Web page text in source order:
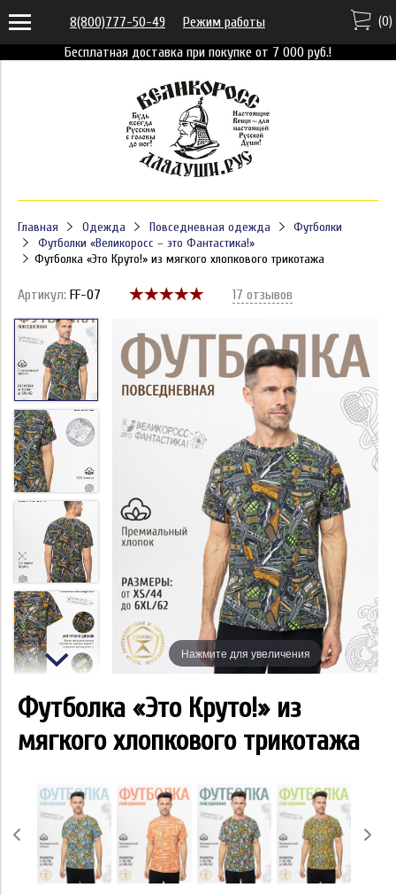
Бесплатная доставка при покупке от 7 000 руб.!
8(800)777-50-49 Режим работы (0)
Главная Одежда Повседневная одежда
Футболки
Футболки «Великоросс – это Фантастика!»
Футболка «Это Круто!» из мягкого хлопкового трикотажа
Артикул: FF-07 17 отзывов
Нажмите для увеличения
Футболка «Это Круто!» из
мягкого хлопкового трикотажа